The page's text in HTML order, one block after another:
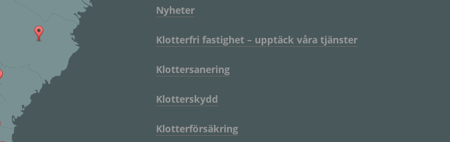
Nyheter
Klotterfri fastighet – upptäck våra tjänster
Klottersanering
Klotterskydd
Klotterförsäkring